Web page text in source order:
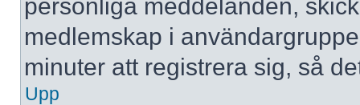
personliga meddelanden,
medlemskap i
minuter att registrera sig, så
Upp